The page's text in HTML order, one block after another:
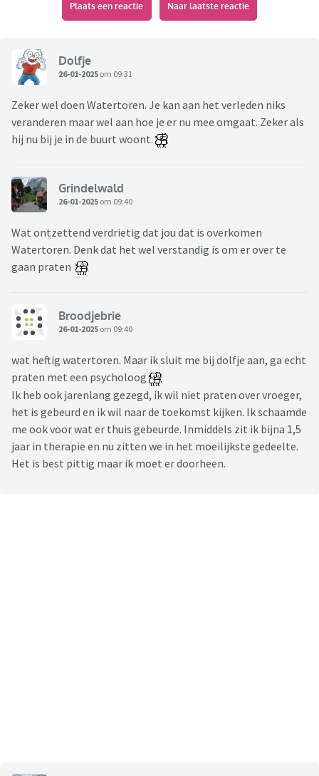
Plaats een reactie Naar laatste reactie
Dolfje
26-01-2025 om 09:31
Zeker wel doen Watertoren. Je kan aan het verleden niks
veranderen maar wel aan hoe je er nu mee omgaat. Zeker als
hij nu bij je in de buurt woont.
Grindelwald
26-01-2025 om 09:40
Wat ontzettend verdrietig dat jou dat is overkomen
Watertoren. Denk dat het wel verstandig is om er over te
gaan praten
Broodjebrie
26-01-2025 om 09:40
wat heftig watertoren. Maar ik sluit me bij dolfje aan, ga echt
praten met een psycholoog
Ik heb ook jarenlang gezegd, ik wil niet praten over vroeger,
het is gebeurd en ik wil naar de toekomst kijken. Ik schaamde
me ook voor wat er thuis gebeurde. Inmiddels zit ik bijna 1,5
jaar in therapie en nu zitten we in het moeilijkste gedeelte.
Het is best pittig maar ik moet er doorheen.